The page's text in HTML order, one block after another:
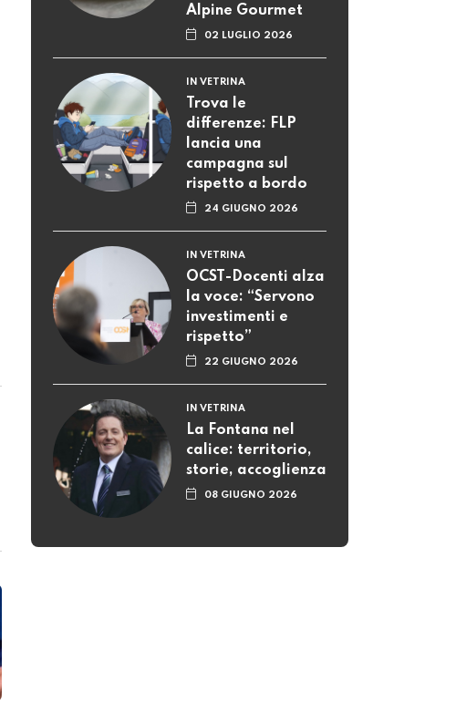
Alpine Gourmet
02 LUGLIO 2026
IN VETRINA
Trova le
differenze: FLP
lancia una
campagna sul
rispetto a bordo
24 GIUGNO 2026
IN VETRINA
OCST-Docenti alza
la voce: “Servono
investimenti e
rispetto”
22 GIUGNO 2026
IN VETRINA
La Fontana nel
calice: territorio,
storie, accoglienza
08 GIUGNO 2026